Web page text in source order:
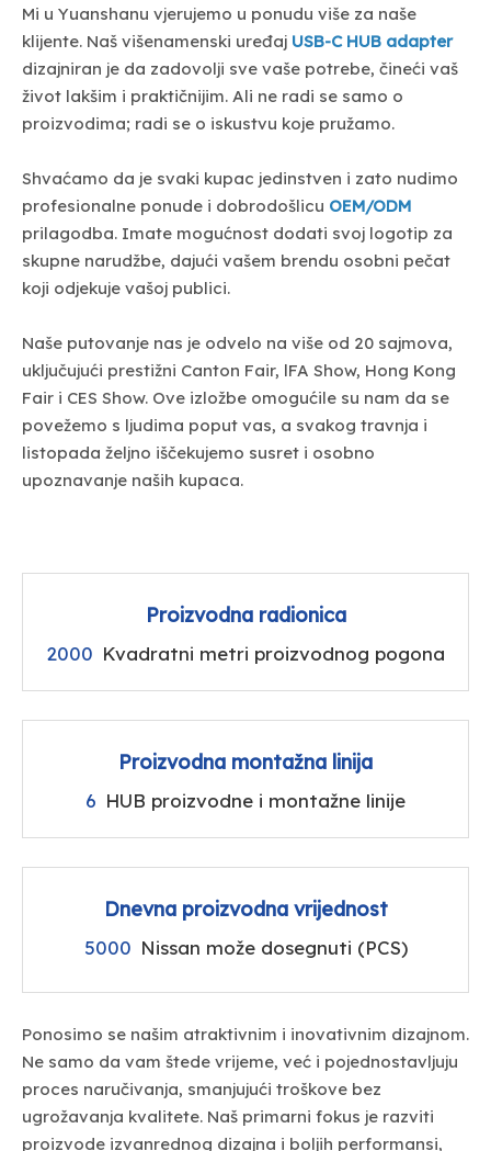
Mi u Yuanshanu vjerujemo u ponudu više za naše
klijente. Naš višenamenski uređaj USB-C HUB adapter
dizajniran je da zadovolji sve vaše potrebe, čineći vaš
život lakšim i praktičnijim. Ali ne radi se samo o
proizvodima; radi se o iskustvu koje pružamo.
Shvaćamo da je svaki kupac jedinstven i zato nudimo
profesionalne ponude i dobrodošlicu OEM/ODM
prilagodba. Imate mogućnost dodati svoj logotip za
skupne narudžbe, dajući vašem brendu osobni pečat
koji odjekuje vašoj publici.
Naše putovanje nas je odvelo na više od 20 sajmova,
uključujući prestižni Canton Fair, lFA Show, Hong Kong
Fair i CES Show. Ove izložbe omogućile su nam da se
povežemo s ljudima poput vas, a svakog travnja i
listopada željno iščekujemo susret i osobno
upoznavanje naših kupaca.
Proizvodna radionica
2000 Kvadratni metri proizvodnog pogona
Proizvodna montažna linija
6 HUB proizvodne i montažne linije
Dnevna proizvodna vrijednost
5000 Nissan može dosegnuti (PCS)
Ponosimo se našim atraktivnim i inovativnim dizajnom.
Ne samo da vam štede vrijeme, već i pojednostavljuju
proces naručivanja, smanjujući troškove bez
ugrožavanja kvalitete. Naš primarni fokus je razviti
proizvode izvanrednog dizajna i boljih performansi,